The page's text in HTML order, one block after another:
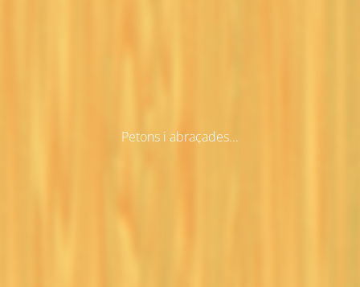
Petons i abraçades...